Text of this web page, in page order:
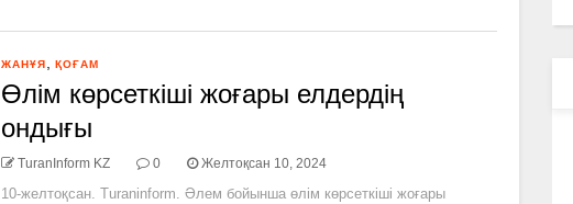
ЖАНҰЯ ҚОҒАМ
Өлім көрсеткіші жоғары елдердің
ондығы
TuranInform KZ 0 Желтоқсан 10, 2024
10-желтоқсан. Turaninform. Әлем бойынша өлім көрсеткіші жоғары